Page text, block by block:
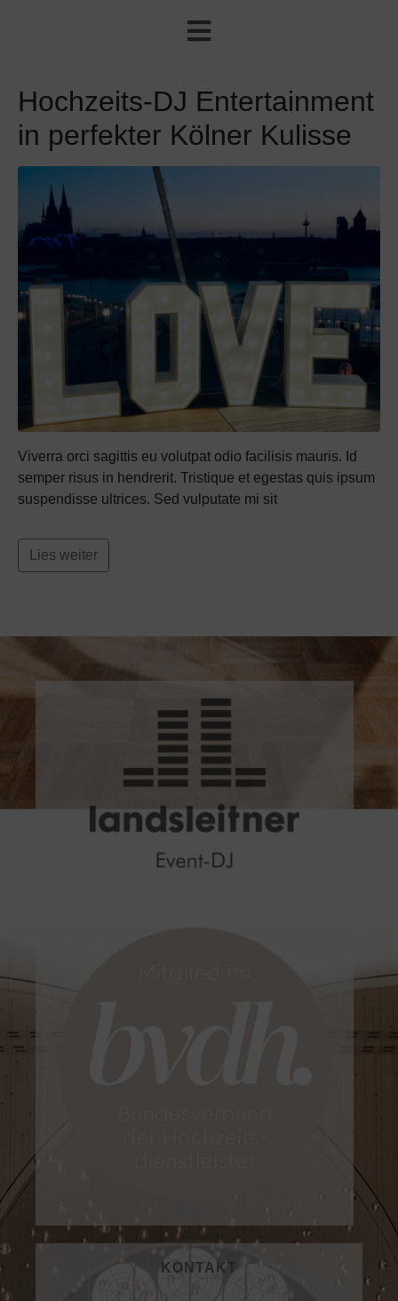
Hochzeits-DJ Entertainment
in perfekter Kölner Kulisse
Viverra orci sagittis eu volutpat odio facilisis mauris. Id
semper risus in hendrerit. Tristique et egestas quis ipsum
suspendisse ultrices. Sed vulputate mi sit
Lies weiter
KONTAKT